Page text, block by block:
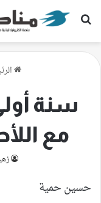
بحث عن
سنة
مع
حسين حمية